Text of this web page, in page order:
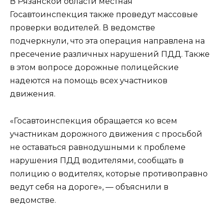
Госавтоинспекция также проведут массовые
проверки водителей. В ведомстве
подчеркнули, что эта операция направлена на
пресечение различных нарушений ПДД. Также
в этом вопросе дорожные полицейские
надеются на помощь всех участников
движения.
«Госавтоинспекция обращается ко всем
участникам дорожного движения с просьбой
не оставаться равнодушными к проблеме
нарушения ПДД водителями, сообщать в
полицию о водителях, которые противоправно
ведут себя на дороге», — объяснили в
ведомстве.